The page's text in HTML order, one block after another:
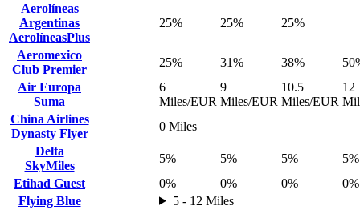
Aerolíneas
Argentinas
AerolíneasPlus
25% 25% 25%
Aeromexico
Club Premier
25% 31% 38%
Air Europa
Suma
6
Miles/EUR
9
Miles/EUR
10.5
Miles/EUR
12
China Airlines
Dynasty Flyer
0 Miles
Delta
SkyMiles
5% 5% 5%
5%
Etihad Guest
0% 0% 0%
0%
Flying Blue
5 - 12 Miles